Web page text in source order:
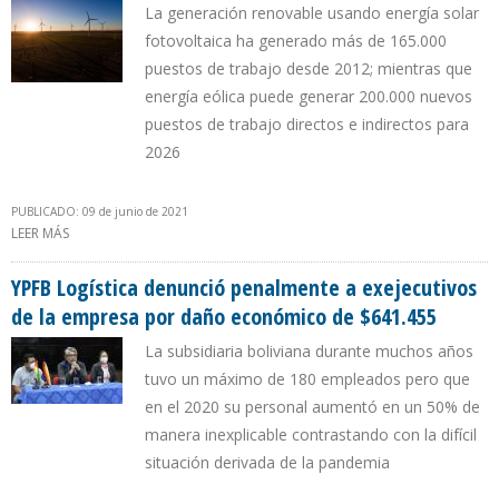
La generación renovable usando energía solar
fotovoltaica ha generado más de 165.000
puestos de trabajo desde 2012; mientras que
energía eólica puede generar 200.000 nuevos
puestos de trabajo directos e indirectos para
2026
PUBLICADO: 09 de junio de 2021
LEER MÁS
YPFB Logística denunció penalmente a exejecutivos
de la empresa por daño económico de $641.455
La subsidiaria boliviana durante muchos años
tuvo un máximo de 180 empleados pero que
en el 2020 su personal aumentó en un 50% de
manera inexplicable contrastando con la difícil
situación derivada de la pandemia